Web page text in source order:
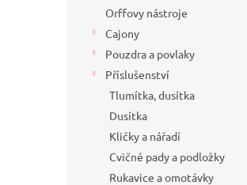
Orffovy nástroje
Cajony
Pouzdra a povlaky
Příslušenství
Tlumítka, dusítka
Dusítka
Kličky a nářadí
Cvičné pady a podložky
Rukavice a omotávky